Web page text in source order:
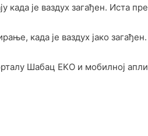
када је ваздух загађен. Иста
када је ваздух јако загађен.
Шабац EKО и мобилној